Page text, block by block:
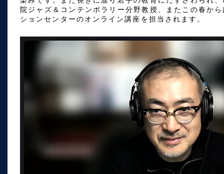
院ジャズ＆コンテンポラリー分野教授、またこの春か
ションセンターのオンライン講座を担当されます。